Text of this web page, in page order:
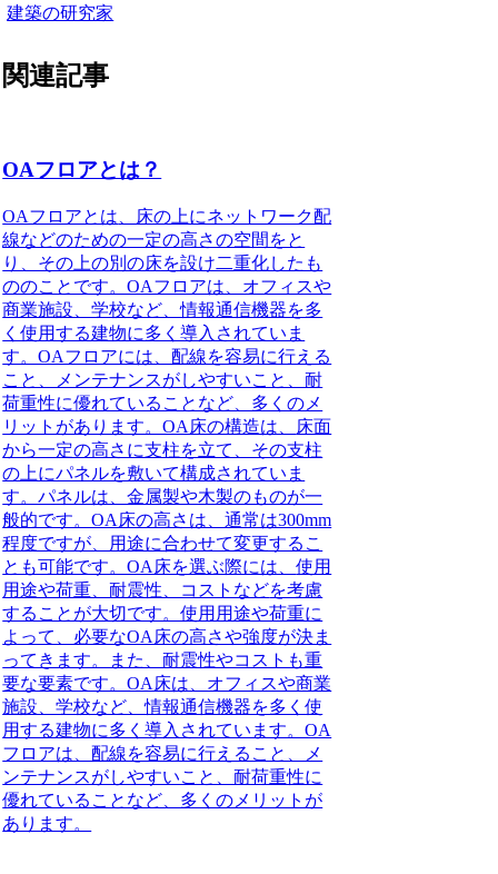
建築の研究家
関連記事
OAフロアとは？
OAフロアとは 、床の上にネットワーク配
線などのための一定の高さの空間をと
り、その上の別の床を設け二重化したも
ののことです。OAフロアは、オフィスや
商業施設、学校など、情報通信機器を多
く使用する建物に多く導入されていま
す。OAフロアには、配線を容易に行える
こと、メンテナンスがしやすいこと、耐
荷重性に優れていることなど、多くのメ
リットがあります。OA床の構造は、
床面
から一定の高さに支柱を立て、その支柱
の上にパネルを敷いて構成されていま
す。パネルは、金属製や木製のものが一
般的です。OA床の高さは、通常は300mm
程度ですが、用途に合わせて変更するこ
とも可能です。OA床を選ぶ際には、使用
用途や荷重、耐震性、コストなどを考慮
することが大切です。使用用途や荷重に
よって、必要なOA床の高さや強度が決ま
ってきます。また、耐震性やコストも重
要な要素です。OA床は、オフィスや商業
施設、学校など、情報通信機器を多く使
用する建物に多く導入されています。OA
フロアは、配線を容易に行えること、メ
ンテナンスがしやすいこと、耐荷重性に
優れていることなど、多くのメリットが
あります。